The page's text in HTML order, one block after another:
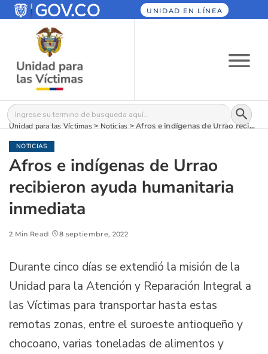
UNIDAD EN LÍNEA
Buscar: Botón
Unidad para las Víctimas>Noticias>Afros e indígenas de Urrao recibieron ayuda humanitaria inmediata
NOTICIAS
Afros e indígenas de Urrao
recibieron ayuda humanitaria
inmediata
2 Min Read 8 septiembre, 2022
Durante cinco días se extendió la misión de la
Unidad para la Atención y Reparación Integral a
las Víctimas para transportar hasta estas
remotas zonas, entre el suroeste antioqueño y
chocoano, varias toneladas de alimentos y